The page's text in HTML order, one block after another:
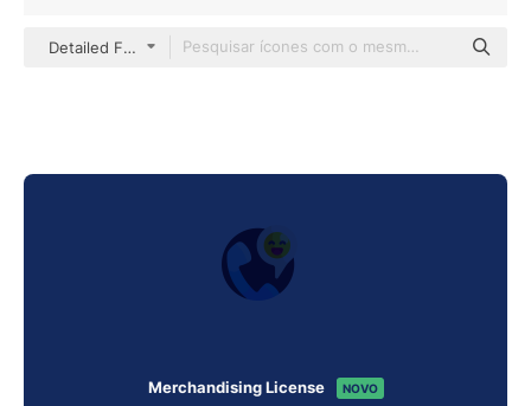
Detailed Flat Circular Flat
Merchandising License NOVO